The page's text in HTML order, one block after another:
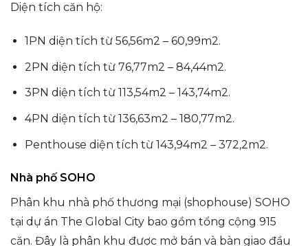
Diện tích căn hộ:
1PN diện tích từ 56,56m2 – 60,99m2.
2PN diện tích từ 76,77m2 – 84,44m2.
3PN diện tích từ 113,54m2 – 143,74m2.
4PN diện tích từ 136,63m2 – 180,77m2.
Penthouse diện tích từ 143,94m2 – 372,2m2.
Nhà phố SOHO
Phân khu nhà phố thương mại (shophouse) SOHO
tại dự án The Global City bao gồm tổng cộng 915
căn. Đây là phân khu được mở bán và bàn giao đầu